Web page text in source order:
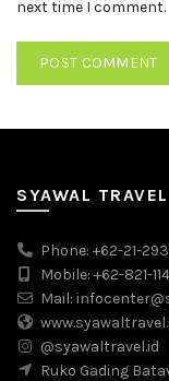
next time I comment.
SYAWAL TRAVEL
Phone: +62-21-
Mobile: +62-821-
Mail:
@syawaltravel.id
Ruko Gading